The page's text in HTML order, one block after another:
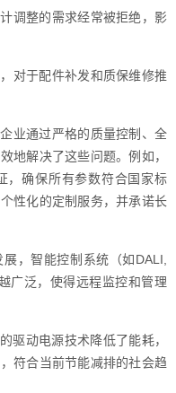
调整的需求经常被拒绝，影
对于配件补发和质保维修推
业通过严格的质量控制、全
地解决了这些问题。例如，
，确保所有参数符合国家标
性化的定制服务，并承诺长
，智能控制系统（如DALI,
广泛，使得远程监控和管理
驱动电源技术降低了能耗，
符合当前节能减排的社会趋